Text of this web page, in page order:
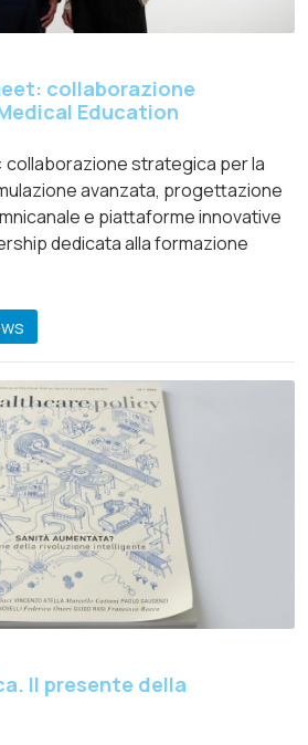
collaborazione
Education
collaborazione strategica per la
avanzata, progettazione
e piattaforme innovative
dedicata alla formazione
Il presente della